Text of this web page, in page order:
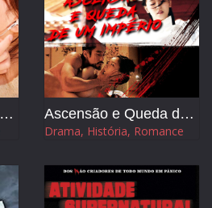
As Primeiras Histórias de Amor Ascensão e Queda de um Império
Drama, História, Romance